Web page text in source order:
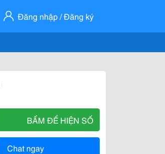
Đăng nhập / Đăng ký
BẤM ĐỂ HIỆN SỐ
Chat ngay